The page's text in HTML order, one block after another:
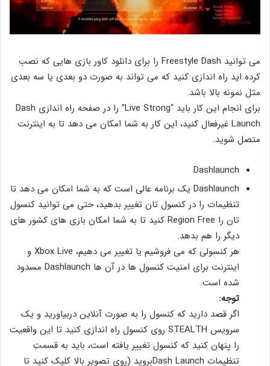
می توانید Freestyle Dash را برای دانلود کاور بازی هایی که نصب
کرده اید راه اندازی کنید که می تواند به صورت دو بعدی یا سه بعدی
مثل نمونه بالا باشد.
برای انجام این کار باید “Live Strong” را در صفحه راه اندازی Dash
Launch غیرفعال کنید، این کار به شما امکان می دهد تا به اینترنت
متصل شوید.
Dashlaunch
Dashlaunch یک برنامه عالی است که به شما امکان می دهد تا
تنظیمات را در کنسول تان تغییر بدهید، حتی می توانید کنسول
تان را Region Free کنید تا به شما امکان بازی های کشور های
دیگر را هم بدهد.
هر کنسولی که می ‌فروشیم یا تغییر می ‌دهیم، Xbox Live و
اینترنت برای امنیت کنسول‌ ها در آن ها Dashlaunch مسدود
شده است.
توجه:
اگر قصد دارید که کنسول را به صورت آنلاین دربیاورید و یک
سرویس STEALTH روی کنسول راه‌ اندازی کنید تا این واقعیت
را پنهان کنید که کنسول تغییر یافته است، باید به قسمتِ
تنظیمات Dash Launchبروید (روی تصویر بالا کلیک کنید تا